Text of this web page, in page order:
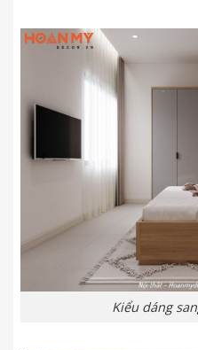
Kiểu dáng